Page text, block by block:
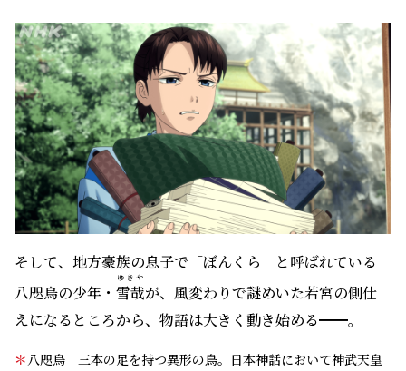
そして、地方豪族の息子で「ぼんくら」と呼ばれている
八咫烏の少年・ 雪哉
ゆきや
が、風変わりで謎めいた若宮の側仕
えになるところから、物語は大きく動き始める━━。
＊八咫烏 三本の足を持つ異形の鳥。日本神話において神武天皇